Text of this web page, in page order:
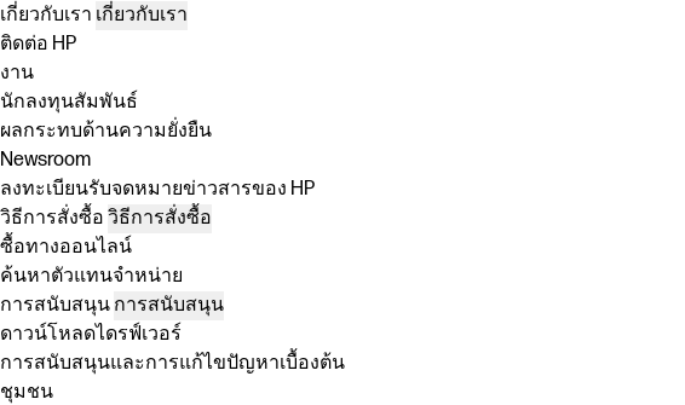
เกี่ยวกับเรา เกี่ยวกับเรา
ติดต่อ HP
งาน
นักลงทุนสัมพันธ์
ผลกระทบด้านความยั่งยืน
Newsroom
ลงทะเบียนรับจดหมายข่าวสารของ HP
วิธีการสั่งซื้อ วิธีการสั่งซื้อ
ซื้อทางออนไลน์
ค้นหาตัวแทนจำหน่าย
การสนับสนุน การสนับสนุน
ดาวน์โหลดไดรฟ์เวอร์
การสนับสนุนและการแก้ไขปัญหาเบื้องต้น
ชุมชน